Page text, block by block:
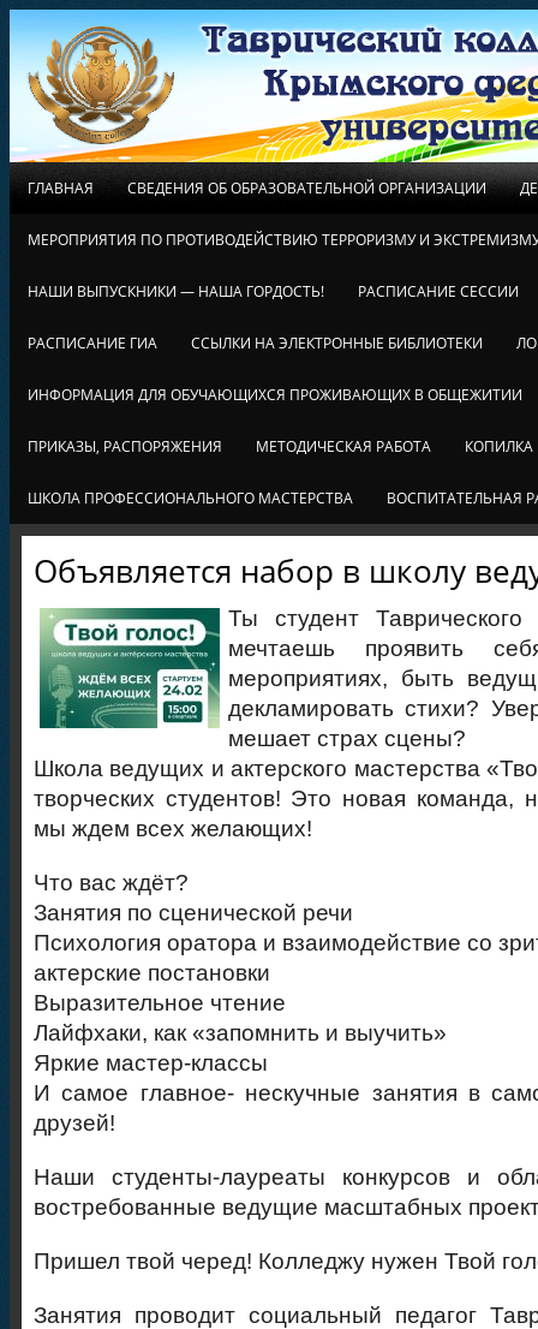
ГЛАВНАЯ СВЕДЕНИЯ ОБ ОБРАЗОВАТЕЛЬНОЙ ОРГАНИЗАЦИИ
МЕРОПРИЯТИЯ ПО ПРОТИВОДЕЙСТВИЮ ТЕРРОРИЗМУ И
НАШИ ВЫПУСКНИКИ — НАША ГОРДОСТЬ! РАСПИСАНИЕ СЕССИИ
РАСПИСАНИЕ ГИА ССЫЛКИ НА ЭЛЕКТРОННЫЕ БИБЛИОТЕКИ
ИНФОРМАЦИЯ ДЛЯ ОБУЧАЮЩИХСЯ ПРОЖИВАЮЩИХ В ОБЩЕЖИТИИ
ПРИКАЗЫ, РАСПОРЯЖЕНИЯ МЕТОДИЧЕСКАЯ РАБОТА КОПИЛКА
ШКОЛА ПРОФЕССИОНАЛЬНОГО МАСТЕРСТВА ВОСПИТАТЕЛЬНАЯ
Объявляется набор в школу
Ты студент
мечтаешь проявить
мероприятиях, быть
декламировать стихи?
мешает страх сцены?
Школа ведущих и актерского мастерства
творческих студентов! Это новая команда,
мы ждем всех желающих!
Что вас ждёт?
Занятия по сценической речи
Психология оратора и взаимодействие со
актерские постановки
Выразительное чтение
Лайфхаки, как «запомнить и выучить»
Яркие мастер-классы
И самое главное- нескучные занятия в
друзей!
Наши студенты-лауреаты конкурсов и
востребованные ведущие масштабных
Пришел твой черед! Колледжу нужен Твой
Занятия проводит социальный педагог